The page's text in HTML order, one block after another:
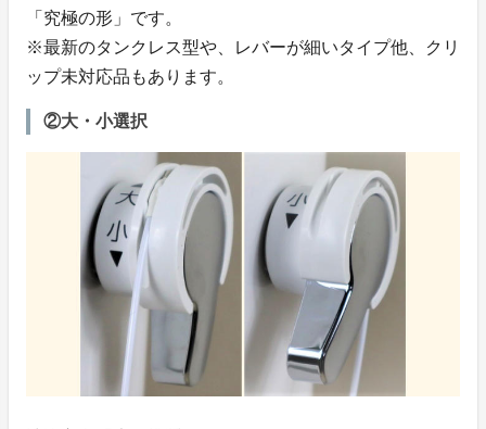
「究極の形」です。
※最新のタンクレス型や、レバーが細いタイプ他、クリ
ップ未対応品もあります。
②大・小選択